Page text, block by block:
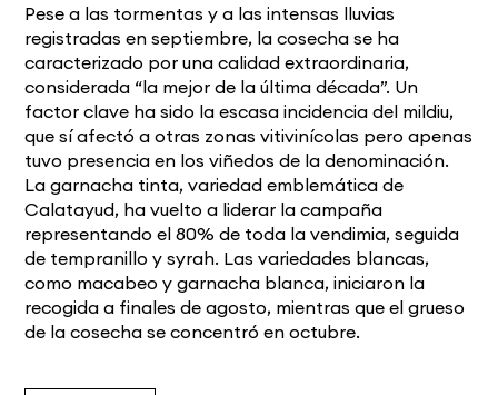
Pese a las tormentas y a las intensas lluvias
registradas en septiembre, la cosecha se ha
caracterizado por una calidad extraordinaria,
considerada “la mejor de la última década”. Un
factor clave ha sido la escasa incidencia del mildiu,
que sí afectó a otras zonas vitivinícolas pero apenas
tuvo presencia en los viñedos de la denominación.
La garnacha tinta, variedad emblemática de
Calatayud, ha vuelto a liderar la campaña
representando el 80% de toda la vendimia, seguida
de tempranillo y syrah. Las variedades blancas,
como macabeo y garnacha blanca, iniciaron la
recogida a finales de agosto, mientras que el grueso
de la cosecha se concentró en octubre.